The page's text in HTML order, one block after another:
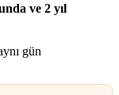
ve 2 yıl
gün